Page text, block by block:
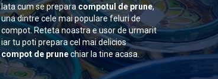
Iata cum se preparacompotul de prune,
una dintre cele mai populare feluri de
compot. Reteta noastra e usor de urmarit
iar tu poti prepara cel mai delicios
compot de prunechiar la tine acasa.